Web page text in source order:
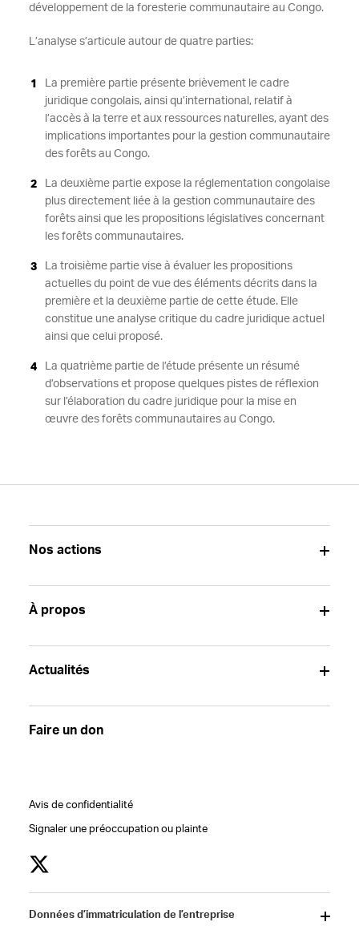
développement de la foresterie communautaire au Congo.
L’analyse s’articule autour de quatre parties:
La première partie présente brièvement le cadre
juridique congolais, ainsi qu’international, relatif à
l’accès à la terre et aux ressources naturelles, ayant des
implications importantes pour la gestion communautaire
des forêts au Congo.
La deuxième partie expose la réglementation congolaise
plus directement liée à la gestion communautaire des
forêts ainsi que les propositions législatives concernant
les forêts communautaires.
La troisième partie vise à évaluer les propositions
actuelles du point de vue des éléments décrits dans la
première et la deuxième partie de cette étude. Elle
constitue une analyse critique du cadre juridique actuel
ainsi que celui proposé.
La quatrième partie de l’étude présente un résumé
d’observations et propose quelques pistes de réflexion
sur l’élaboration du cadre juridique pour la mise en
œuvre des forêts communautaires au Congo.
Nos actions
À propos
Actualités
Faire un don
Avis de confidentialité
Signaler une préoccupation ou plainte
Données d’immatriculation de l’entreprise